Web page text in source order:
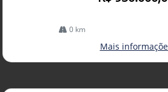
0 km
Mais